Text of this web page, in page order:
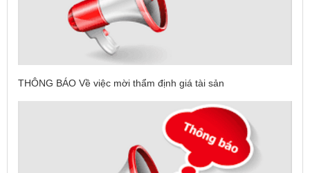
THÔNG BÁO Về việc mời thẩm định giá tài sản